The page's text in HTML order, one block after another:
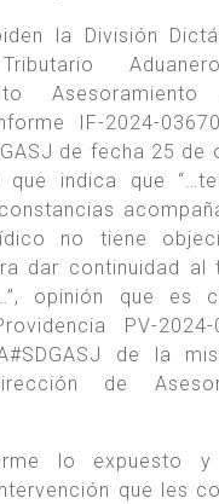
la División
Tributario
Asesoramiento
IF-2024-
de fecha 25 de
indica que
no tiene
dar continuidad al
opinión que es
PV-2024-
de la
de
lo expuesto y
que les